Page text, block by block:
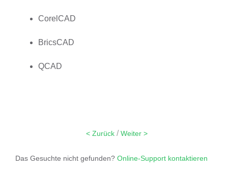
CorelCAD
BricsCAD
QCAD
< Zurück/Weiter >
Das Gesuchte nicht gefunden? Online-Support kontaktieren